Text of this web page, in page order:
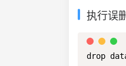
执行误
drop